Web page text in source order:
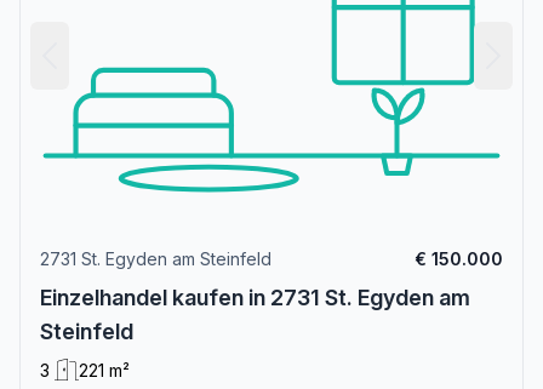
2731 St. Egyden am Steinfeld € 150.000
Einzelhandel kaufen in 2731 St. Egyden am
Steinfeld
3 221 m²